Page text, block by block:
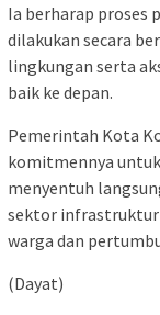
Ia berharap proses
dilakukan secara
lingkungan serta
baik ke depan.
Pemerintah Kota
komitmennya
menyentuh
sektor infrastruktur
warga dan
(Dayat)